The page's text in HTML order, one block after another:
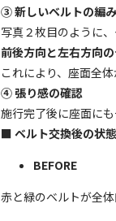
③新しいベルトの編
写真２枚目のように
前後方向と左右方向
これにより、座面全
④張り感の確認
施行完了後に座面に
■ ベルト交換後の状
BEFORE
赤と緑のベルトが全